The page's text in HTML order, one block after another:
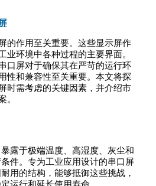
的作用至关重要。这些显示屏作
业环境中各种过程的主要界面。
口屏对于确保其在严苛的运行环
性和兼容性至关重要。本文将探
时需考虑的关键因素，并介绍市
。
露于极端温度、高湿度、灰尘和
件。专为工业应用设计的串口屏
用的结构，能够抵御这些挑战，
运行和延长使用寿命。